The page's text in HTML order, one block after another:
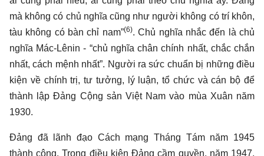
mà không có chủ nghĩa cũng như người không có trí khôn,
tàu không có bàn chỉ nam”(6). Chủ nghĩa nhắc đến là chủ
nghĩa Mác-Lênin - “chủ nghĩa chân chính nhất, chắc chắn
nhất, cách mệnh nhất”. Người ra sức chuẩn bị những điều
kiện về chính trị, tư tưởng, lý luận, tổ chức và cán bộ để
thành lập Đảng Cộng sản Việt Nam vào mùa Xuân năm
1930.
Đảng đã lãnh đạo Cách mạng Tháng Tám năm 1945
thành công. Trong điều kiện Đảng cầm quyền, năm 1947,